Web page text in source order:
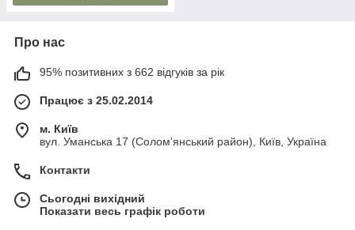
Про нас
95% позитивних з 662 відгуків за рік
Працює з 25.02.2014
м. Київ
вул. Уманська 17 (Солом'янський район), Київ, Україна
Контакти
Сьогодні вихідний
Показати весь графік роботи